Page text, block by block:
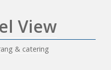
View
& catering